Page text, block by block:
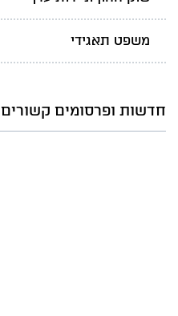
משפט תאגידי
חדשות ופרסומים קשורים